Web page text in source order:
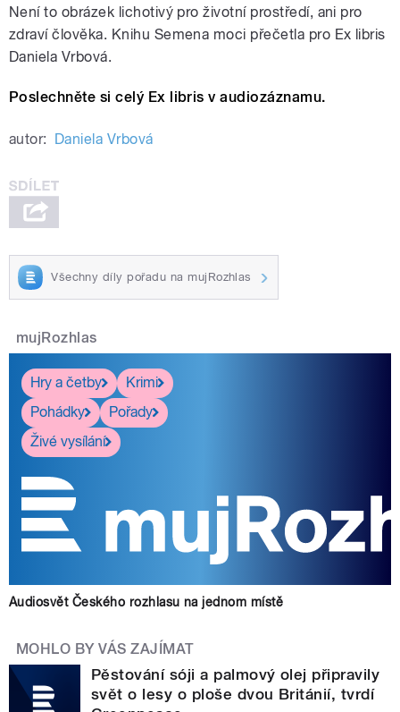
Není to obrázek lichotivý pro životní prostředí, ani pro
zdraví člověka. Knihu Semena moci přečetla pro Ex libris
Daniela Vrbová.
Poslechněte si celý Ex libris v audiozáznamu.
autor: Daniela Vrbová
Všechny díly pořadu na mujRozhlas
mujRozhlas
Hry a četby
Krimi
Pohádky
Pořady
Živé vysílání
Audiosvět Českého rozhlasu na jednom místě
MOHLO BY VÁS ZAJÍMAT
Pěstování sóji a palmový olej připravily
svět o lesy o ploše dvou Británií, tvrdí